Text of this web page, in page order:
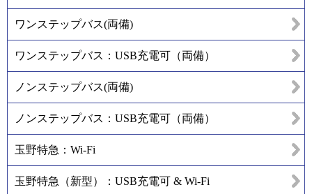
ワンステップバス(両備)
ワンステップバス：USB充電可（両備）
ノンステップバス(両備)
ノンステップバス：USB充電可（両備）
玉野特急：Wi-Fi
玉野特急（新型）：USB充電可 & Wi-Fi